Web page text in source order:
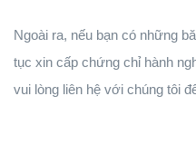
Ngoài ra, nếu bạn có những
tục xin cấp chứng chỉ hành
vui lòng liên hệ với chúng tôi